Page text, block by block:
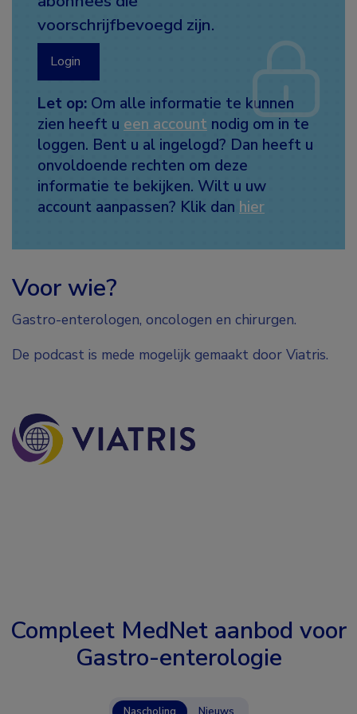
voorschrijfbevoegd zijn.
Login
Let op: Om alle informatie te kunnen
zien heeft u een account nodig om in te
loggen. Bent u al ingelogd? Dan heeft u
onvoldoende rechten om deze
informatie te bekijken. Wilt u uw
account aanpassen? Klik dan hier
Voor wie?
Gastro-enterologen, oncologen en chirurgen.
De podcast is mede mogelijk gemaakt door Viatris.
Compleet MedNet aanbod voor
Gastro-enterologie